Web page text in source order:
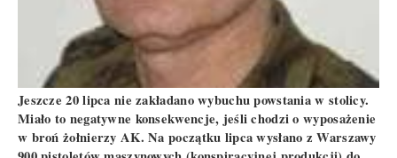
Jeszcze 20 lipca nie zakładano wybuchu powstania w stolicy.
Miało to negatywne konsekwencje, jeśli chodzi o wyposażenie
w broń żołnierzy AK. Na początku lipca wysłano z Warszawy